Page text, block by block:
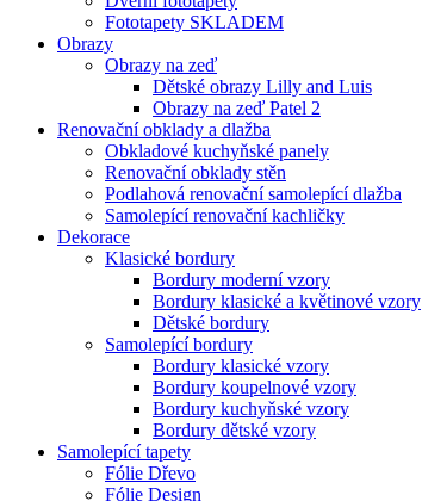
Fototapety SKLADEM
Obrazy
Obrazy na zeď
Dětské obrazy Lilly and Luis
Obrazy na zeď Patel 2
Renovační obklady a dlažba
Obkladové kuchyňské panely
Renovační obklady stěn
Podlahová renovační samolepící dlažba
Samolepící renovační kachličky
Dekorace
Klasické bordury
Bordury moderní vzory
Bordury klasické a květinové vzory
Dětské bordury
Samolepící bordury
Bordury klasické vzory
Bordury koupelnové vzory
Bordury kuchyňské vzory
Bordury dětské vzory
Samolepící tapety
Fólie Dřevo
Fólie Design